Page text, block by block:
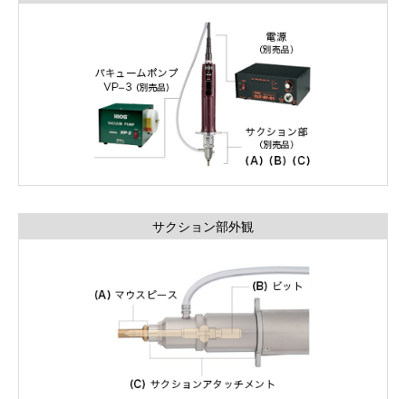
サクション部外観